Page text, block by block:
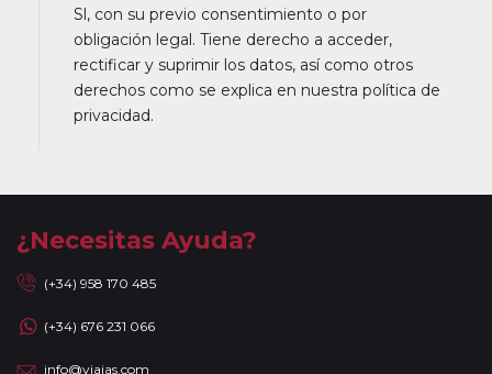
Sl, con su previo consentimiento o por
obligación legal. Tiene derecho a acceder,
rectificar y suprimir los datos, así como otros
derechos como se explica en nuestra política de
privacidad.
¿Necesitas Ayuda?
(+34) 958 170 485
(+34) 676 231 066
info@viajas.com